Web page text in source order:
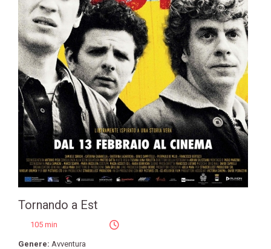
Tornando a Est
105 min
Genere: Avventura